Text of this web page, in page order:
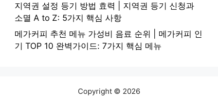
지역권 설정 등기 방법 효력 | 지역권 등기 신청과
소멸 A to Z: 5가지 핵심 사항
메가커피 추천 메뉴 가성비 음료 순위 | 메가커피 인
기 TOP 10 완벽가이드: 7가지 핵심 메뉴
Copyright © 2026